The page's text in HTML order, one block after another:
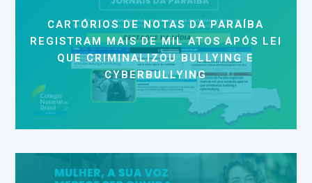
CARTÓRIOS DE NOTAS DA PARAÍBA
REGISTRAM MAIS DE MIL ATOS APÓS LEI
QUE CRIMINALIZOU BULLYING E
CYBERBULLYING